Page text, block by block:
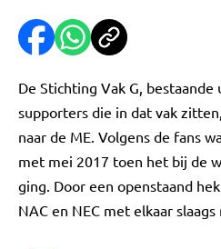
De Stichting Vak G,
supporters die in dat vak
naar de ME. Volgens de fans
met mei 2017 toen het bij de
ging. Door een openstaand
NAC en NEC met elkaar slaags